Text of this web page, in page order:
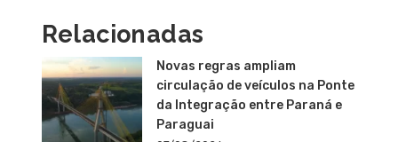
Relacionadas
Novas regras ampliam
circulação de veículos na Ponte
da Integração entre Paraná e
Paraguai